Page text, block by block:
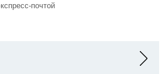
почтой